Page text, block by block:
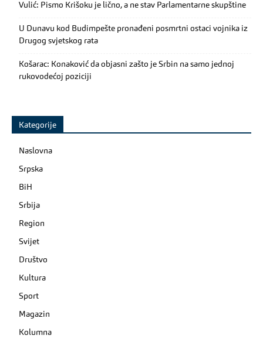
Vulić: Pismo Krišoku je lično, a ne stav Parlamentarne skupštine
U Dunavu kod Budimpešte pronađeni posmrtni ostaci vojnika iz
Drugog svjetskog rata
Košarac: Konaković da objasni zašto je Srbin na samo jednoj
rukovodećoj poziciji
Kategorije
Naslovna
Srpska
BiH
Srbija
Region
Svijet
Društvo
Kultura
Sport
Magazin
Kolumna